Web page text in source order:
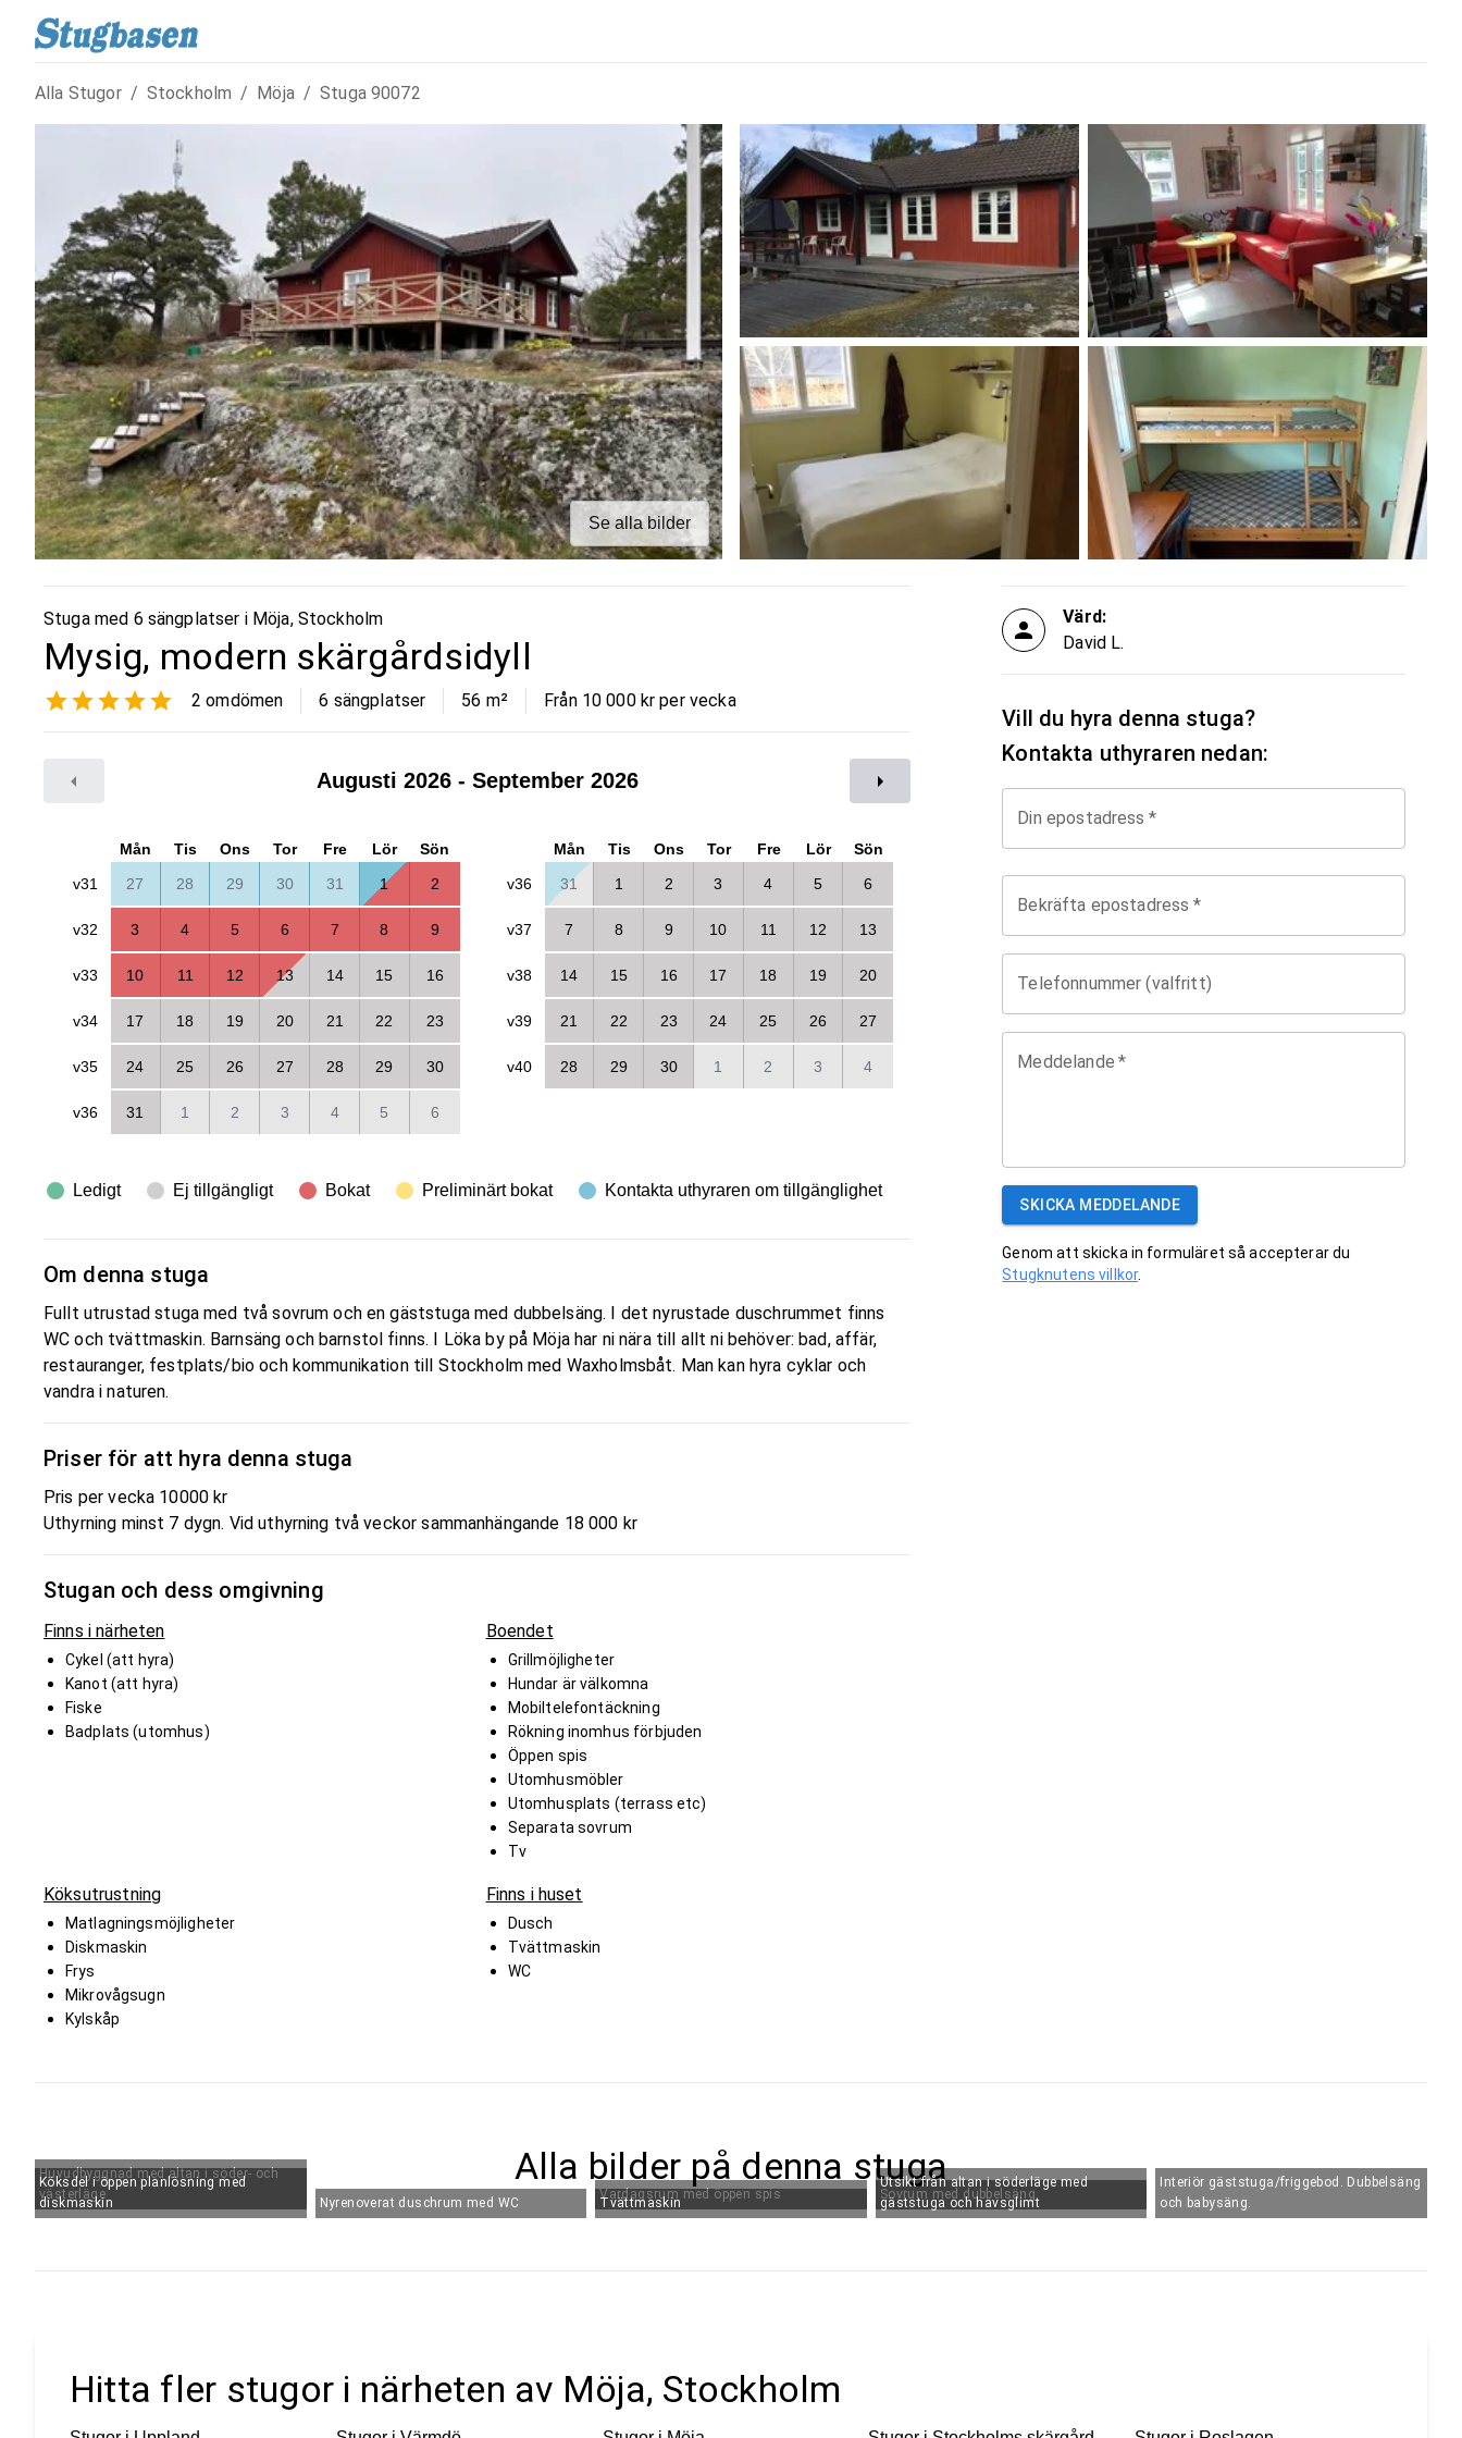
Alla Stugor / Stockholm / Möja / Stuga 90072
Se alla bilder
Stuga med 6 sängplatser i Möja, Stockholm
Mysig, modern skärgårdsidyll
2 omdömen 6 sängplatser 56 m² Från 10 000 kr per vecka
Augusti 2026- September 2026
Mån Tis Ons Tor Fre Lör
Sön
v31
27 28 29 30 31 1 2
v32 3 4 5 6 7 8 9
v33 10 11 12 13 14 15 16
v34 17 18 19 20 21 22 23
v35 24 25 26 27 28 29 30
v36 31 1 2 3 4 5 6
Mån Tis Ons Tor Fre Lör
Sön
v36
31 1 2 3 4 5 6
v37 7 8 9 10 11 12 13
v38 14 15 16 17 18 19 20
v39 21 22 23 24 25 26 27
v40 28 29 30 1 2 3 4
Ledigt Ej tillgängligt Bokat Preliminärt bokat Kontakta uthyraren om tillgänglighet
Om denna stuga
Fullt utrustad stuga med två sovrum och en gäststuga med dubbelsäng. I det nyrustade duschrummet finns
WC och tvättmaskin. Barnsäng och barnstol finns. I Löka by på Möja har ni nära till allt ni behöver: bad, affär,
restauranger, festplats/bio och kommunikation till Stockholm med Waxholmsbåt. Man kan hyra cyklar och
vandra i naturen.
Priser för att hyra denna stuga
Pris per vecka 10000 kr
Uthyrning minst 7 dygn. Vid uthyrning två veckor sammanhängande 18 000 kr
Stugan och dess omgivning
Finns i närheten
Cykel (att hyra)
Kanot (att hyra)
Fiske
Badplats (utomhus)
Boendet
Grillmöjligheter
Hundar är välkomna
Mobiltelefontäckning
Rökning inomhus förbjuden
Öppen spis
Utomhusmöbler
Utomhusplats (terrass etc)
Separata sovrum
Tv
Köksutrustning
Matlagningsmöjligheter
Diskmaskin
Frys
Mikrovågsugn
Kylskåp
Finns i huset
Dusch
Tvättmaskin
WC
Värd:
David L.
Vill du hyra denna stuga?
Kontakta uthyraren nedan:
Din epostadress *
Bekräfta epostadress *
Telefonnummer (valfritt)
Meddelande *
SKICKA MEDDELANDE
Genom att skicka in formuläret så accepterar du
Stugknutens villkor.
Alla bilder på denna stuga
Huvudbyggnad med altan i söder- och
västerläge
Vardagsrum med öppen spis Sovrum med dubbelsäng
Köksdel i öppen planlösning med
diskmaskin
Nyrenoverat duschrum med WC Tvättmaskin
Utsikt från altan i söderläge med
gäststuga och havsglimt
Interiör gäststuga/friggebod. Dubbelsäng
och babysäng.
Hitta fler stugor i närheten av Möja, Stockholm